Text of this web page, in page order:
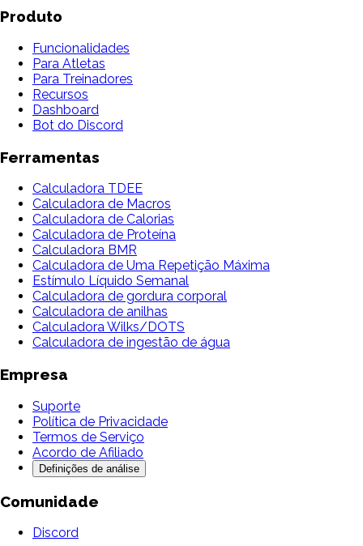
Produto
Funcionalidades
Para Atletas
Para Treinadores
Recursos
Dashboard
Bot do Discord
Ferramentas
Calculadora TDEE
Calculadora de Macros
Calculadora de Calorias
Calculadora de Proteína
Calculadora BMR
Calculadora de Uma Repetição Máxima
Estímulo Líquido Semanal
Calculadora de gordura corporal
Calculadora de anilhas
Calculadora Wilks/DOTS
Calculadora de ingestão de água
Empresa
Suporte
Política de Privacidade
Termos de Serviço
Acordo de Afiliado
Definições de análise
Comunidade
Discord